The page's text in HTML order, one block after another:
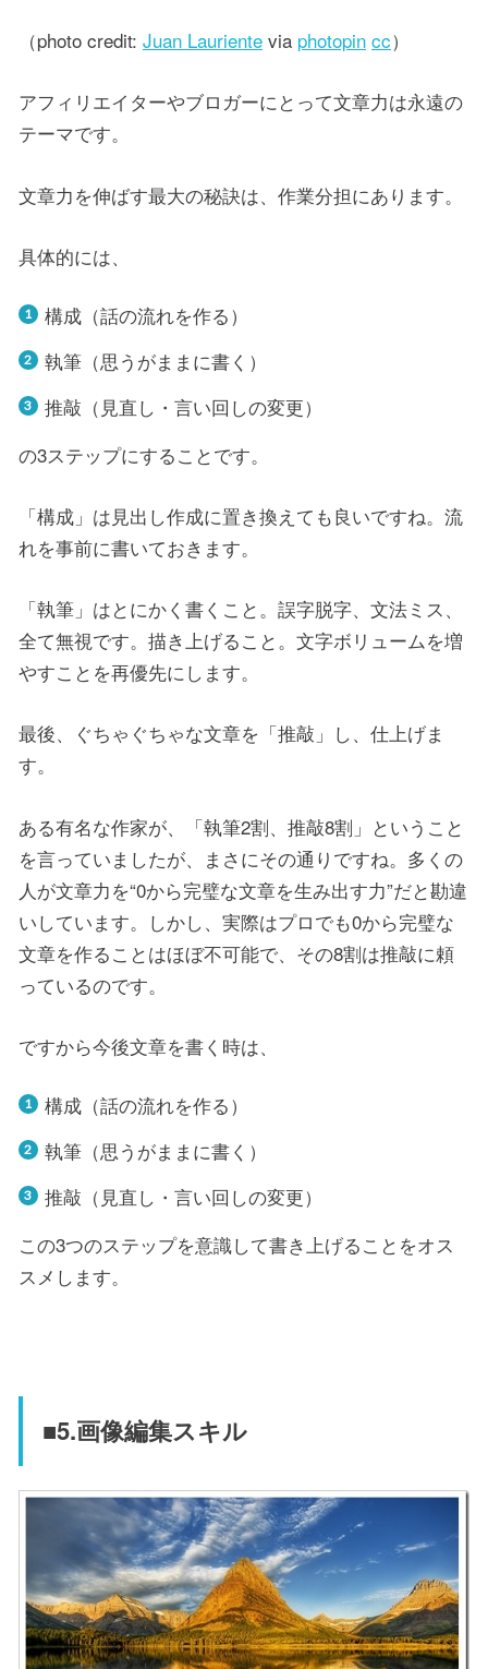
（photo credit: Juan Lauriente via photopin cc）
アフィリエイターやブロガーにとって文章力は永遠の
テーマです。
文章力を伸ばす最大の秘訣は、作業分担にあります。
具体的には、
構成（話の流れを作る）
執筆（思うがままに書く）
推敲（見直し・言い回しの変更）
の3ステップにすることです。
「構成」は見出し作成に置き換えても良いですね。流
れを事前に書いておきます。
「執筆」はとにかく書くこと。誤字脱字、文法ミス、
全て無視です。描き上げること。文字ボリュームを増
やすことを再優先にします。
最後、ぐちゃぐちゃな文章を「推敲」し、仕上げま
す。
ある有名な作家が、「執筆2割、推敲8割」ということ
を言っていましたが、まさにその通りですね。多くの
人が文章力を“0から完璧な文章を生み出す力”だと勘違
いしています。しかし、実際はプロでも0から完璧な
文章を作ることはほぼ不可能で、その8割は推敲に頼
っているのです。
ですから今後文章を書く時は、
構成（話の流れを作る）
執筆（思うがままに書く）
推敲（見直し・言い回しの変更）
この3つのステップを意識して書き上げることをオス
スメします。
■5.画像編集スキル